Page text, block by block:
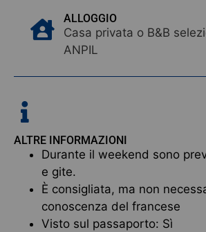
ALLOGGIO
Casa privata o B&B
ANPIL
ALTRE INFORMAZIONI
Durante il weekend sono
e gite.
È consigliata, ma non
conoscenza del francese
Visto sul passaporto: Sì